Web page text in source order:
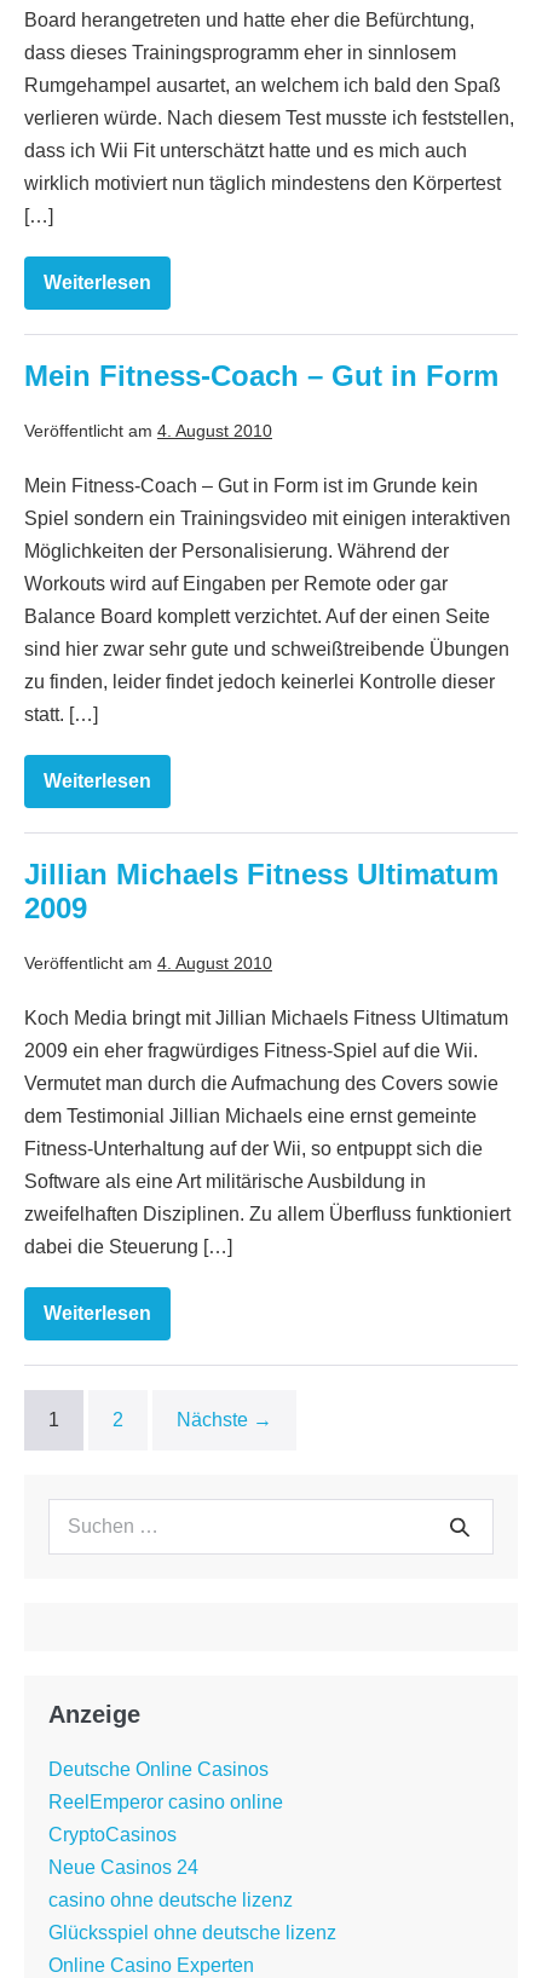
Board herangetreten und hatte eher die Befürchtung,
dass dieses Trainingsprogramm eher in sinnlosem
Rumgehampel ausartet, an welchem ich bald den Spaß
verlieren würde. Nach diesem Test musste ich feststellen,
dass ich Wii Fit unterschätzt hatte und es mich auch
wirklich motiviert nun täglich mindestens den Körpertest
[…]
Weiterlesen
Wii
Fit
Mein Fitness-Coach – Gut in Form
Veröffentlicht am 4. August 2010
Mein Fitness-Coach – Gut in Form ist im Grunde kein
Spiel sondern ein Trainingsvideo mit einigen interaktiven
Möglichkeiten der Personalisierung. Während der
Workouts wird auf Eingaben per Remote oder gar
Balance Board komplett verzichtet. Auf der einen Seite
sind hier zwar sehr gute und schweißtreibende Übungen
zu finden, leider findet jedoch keinerlei Kontrolle dieser
statt. […]
Weiterlesen
Mein
Fitness-
Coach
Gut
in
Jillian Michaels Fitness Ultimatum
2009
Veröffentlicht am 4. August 2010
Koch Media bringt mit Jillian Michaels Fitness Ultimatum
2009 ein eher fragwürdiges Fitness-Spiel auf die Wii.
Vermutet man durch die Aufmachung des Covers sowie
dem Testimonial Jillian Michaels eine ernst gemeinte
Fitness-Unterhaltung auf der Wii, so entpuppt sich die
Software als eine Art militärische Ausbildung in
zweifelhaften Disziplinen. Zu allem Überfluss funktioniert
dabei die Steuerung […]
Weiterlesen
Jillian
Michaels
Fitness
1
2 Nächste →
Suchen
Suche
Anzeige
Deutsche Online Casinos
ReelEmperor casino online
CryptoCasinos
Neue Casinos 24
casino ohne deutsche lizenz
Glücksspiel ohne deutsche lizenz
Online Casino Experten